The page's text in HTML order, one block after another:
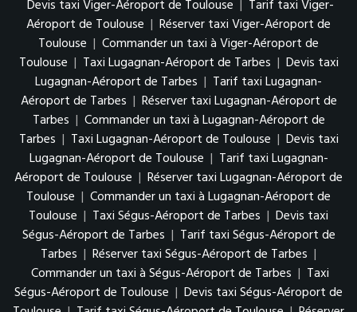
Devis taxi Viger-Aéroport de Toulouse | Tarif taxi Viger-
Aéroport de Toulouse | Réserver taxi Viger-Aéroport de
Toulouse | Commander un taxi à Viger-Aéroport de
Toulouse | Taxi Lugagnan-Aéroport de Tarbes | Devis taxi
Lugagnan-Aéroport de Tarbes | Tarif taxi Lugagnan-
Aéroport de Tarbes | Réserver taxi Lugagnan-Aéroport de
Tarbes | Commander un taxi à Lugagnan-Aéroport de
Tarbes | Taxi Lugagnan-Aéroport de Toulouse | Devis taxi
Lugagnan-Aéroport de Toulouse | Tarif taxi Lugagnan-
Aéroport de Toulouse | Réserver taxi Lugagnan-Aéroport de
Toulouse | Commander un taxi à Lugagnan-Aéroport de
Toulouse | Taxi Ségus-Aéroport de Tarbes | Devis taxi
Ségus-Aéroport de Tarbes | Tarif taxi Ségus-Aéroport de
Tarbes | Réserver taxi Ségus-Aéroport de Tarbes |
Commander un taxi à Ségus-Aéroport de Tarbes | Taxi
Ségus-Aéroport de Toulouse | Devis taxi Ségus-Aéroport de